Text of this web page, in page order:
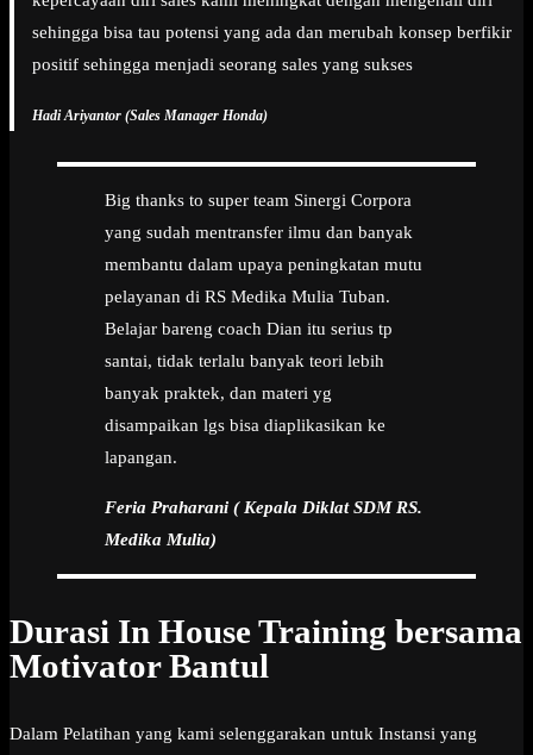
sehingga bisa tau potensi yang ada dan merubah konsep berfikir
positif sehingga menjadi seorang sales yang sukses
Hadi Ariyantor (Sales Manager Honda)
Big thanks to super team Sinergi Corpora
yang sudah mentransfer ilmu dan banyak
membantu dalam upaya peningkatan mutu
pelayanan di RS Medika Mulia Tuban.
Belajar bareng coach Dian itu serius tp
santai, tidak terlalu banyak teori lebih
banyak praktek, dan materi yg
disampaikan lgs bisa diaplikasikan ke
lapangan.
Feria Praharani ( Kepala Diklat SDM RS.
Medika Mulia)
Durasi In House Training bersama
Motivator Bantul
Dalam Pelatihan yang kami selenggarakan untuk Instansi yang